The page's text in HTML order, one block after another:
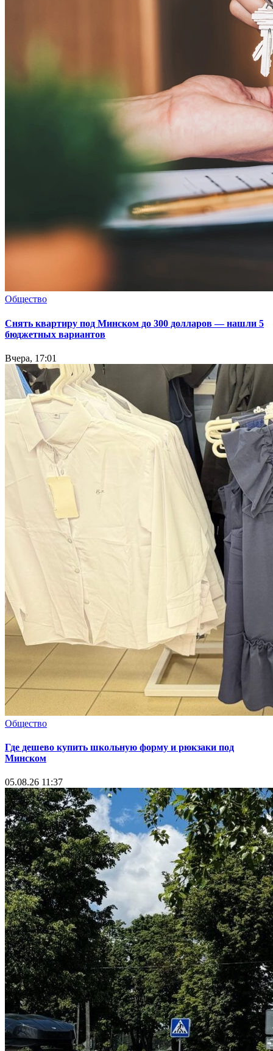
Общество
Снять квартиру под Минском до 300 долларов — нашли 5
бюджетных вариантов
Вчера, 17:01
Общество
Где дешево купить школьную форму и рюкзаки под
Минском
05.08.26 11:37